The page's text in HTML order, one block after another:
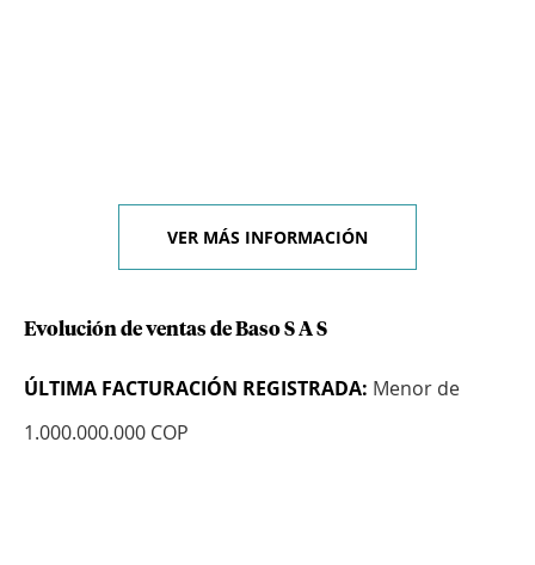
VER MÁS INFORMACIÓN
Evolución de ventas de Baso S A S
ÚLTIMA FACTURACIÓN REGISTRADA: Menor de
1.000.000.000 COP